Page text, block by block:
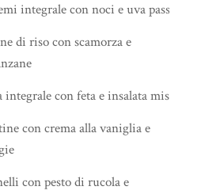
integrale con noci e uva passa
di riso con scamorza e
integrale con feta e insalata mista
con crema alla vaniglia e
con pesto di rucola e